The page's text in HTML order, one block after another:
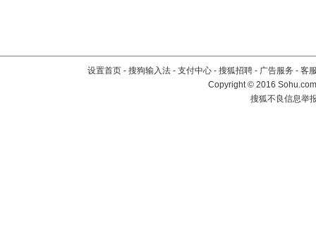
设置首页 - 搜狗输入法 - 支付中心 - 搜狐招聘 - 广告服务 - 客
Copyright©2016
搜狐不良信息举